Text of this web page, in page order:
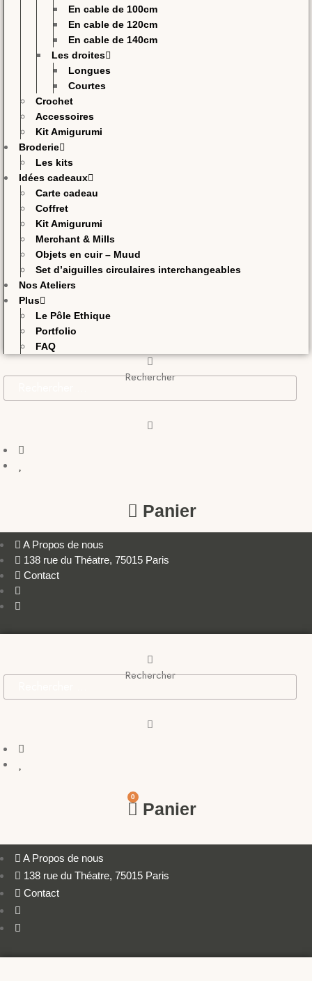
En cable de 100cm
En cable de 120cm
En cable de 140cm
Les droites
Longues
Courtes
Crochet
Accessoires
Kit Amigurumi
Broderie
Les kits
Idées cadeaux
Carte cadeau
Coffret
Kit Amigurumi
Merchant & Mills
Objets en cuir – Muud
Set d’aiguilles circulaires interchangeables
Nos Ateliers
Plus
Le Pôle Ethique
Portfolio
FAQ
Rechercher
Panier
A Propos de nous
138 rue du Théatre, 75015 Paris
Contact
Rechercher
0
Panier
A Propos de nous
138 rue du Théatre, 75015 Paris
Contact